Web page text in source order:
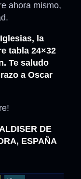
ahora mismo,
la
tabla 24×32
Te saludo
a Oscar
DE
ESPAÑA